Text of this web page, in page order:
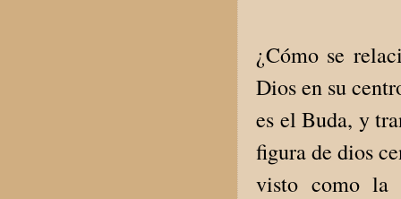
¿Cómo se
Dios en su
es el Buda, y
figura de dios
visto como la